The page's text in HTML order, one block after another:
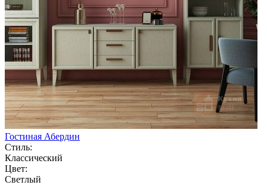
Гостиная Абердин
Стиль:
Классический
Цвет:
Светлый